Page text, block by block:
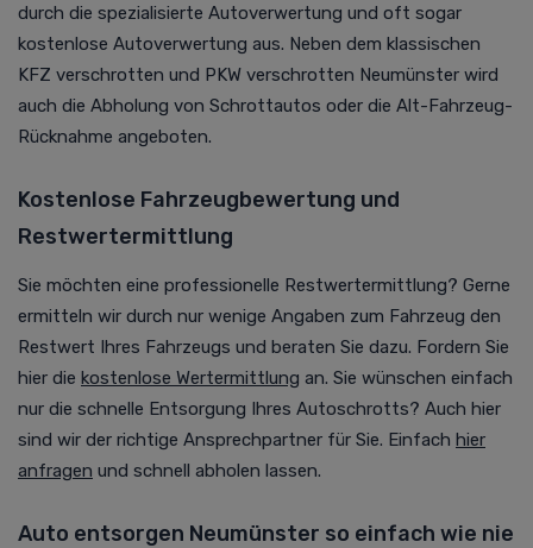
durch die spezialisierte Autoverwertung und oft sogar
kostenlose Autoverwertung aus. Neben dem klassischen
KFZ verschrotten und PKW verschrotten Neumünster wird
auch die Abholung von Schrottautos oder die Alt-Fahrzeug-
Rücknahme angeboten.
Kostenlose Fahrzeugbewertung und
Restwertermittlung
Sie möchten eine professionelle Restwertermittlung? Gerne
ermitteln wir durch nur wenige Angaben zum Fahrzeug den
Restwert Ihres Fahrzeugs und beraten Sie dazu. Fordern Sie
hier die kostenlose Wertermittlung an. Sie wünschen einfach
nur die schnelle Entsorgung Ihres Autoschrotts? Auch hier
sind wir der richtige Ansprechpartner für Sie. Einfach hier
anfragen und schnell abholen lassen.
Auto entsorgen Neumünster so einfach wie nie